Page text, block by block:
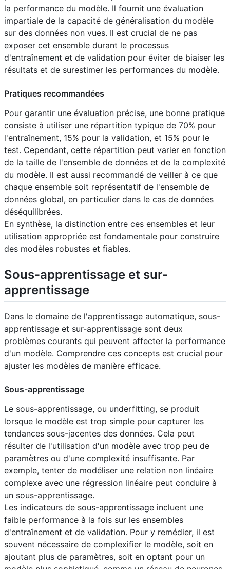
la performance du modèle. Il fournit une évaluation
impartiale de la capacité de généralisation du modèle
sur des données non vues. Il est crucial de ne pas
exposer cet ensemble durant le processus
d'entraînement et de validation pour éviter de biaiser les
résultats et de surestimer les performances du modèle.
Pratiques recommandées
Pour garantir une évaluation précise, une bonne pratique
consiste à utiliser une répartition typique de 70% pour
l'entraînement, 15% pour la validation, et 15% pour le
test. Cependant, cette répartition peut varier en fonction
de la taille de l'ensemble de données et de la complexité
du modèle. Il est aussi recommandé de veiller à ce que
chaque ensemble soit représentatif de l'ensemble de
données global, en particulier dans le cas de données
déséquilibrées.
En synthèse, la distinction entre ces ensembles et leur
utilisation appropriée est fondamentale pour construire
des modèles robustes et fiables.
Sous-apprentissage et sur-
apprentissage
Dans le domaine de l'apprentissage automatique, sous-
apprentissage et sur-apprentissage sont deux
problèmes courants qui peuvent affecter la performance
d'un modèle. Comprendre ces concepts est crucial pour
ajuster les modèles de manière efficace.
Sous-apprentissage
Le sous-apprentissage, ou underfitting, se produit
lorsque le modèle est trop simple pour capturer les
tendances sous-jacentes des données. Cela peut
résulter de l'utilisation d'un modèle avec trop peu de
paramètres ou d'une complexité insuffisante. Par
exemple, tenter de modéliser une relation non linéaire
complexe avec une régression linéaire peut conduire à
un sous-apprentissage.
Les indicateurs de sous-apprentissage incluent une
faible performance à la fois sur les ensembles
d'entraînement et de validation. Pour y remédier, il est
souvent nécessaire de complexifier le modèle, soit en
ajoutant plus de paramètres, soit en optant pour un